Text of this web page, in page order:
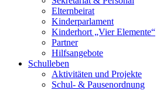
Eltern­bei­rat
Kin­der­par­la­ment
Kin­der­hort „Vier Ele­men­te“
Part­ner
Hilfs­an­ge­bo­te
Schul­le­ben
Akti­vi­tä­ten und Pro­jek­te
Schul- & Pau­sen­ord­nung